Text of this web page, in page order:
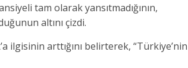
tam olarak yansıtmadığının,
altını çizdi.
arttığını belirterek, “Türkiye’nin